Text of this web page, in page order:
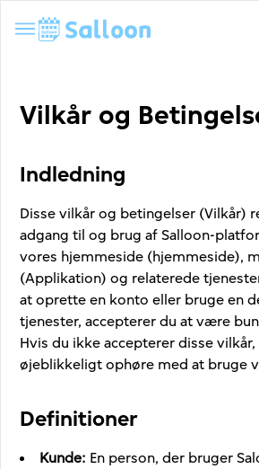
Vilkår og
Indledning
Disse vilkår og betingelser (Vilkår)
adgang til og brug af Salloon-
vores hjemmeside (hjemmeside),
(Applikation) og relaterede
at oprette en konto eller bruge en
tjenester, accepterer du at være
Hvis du ikke accepterer disse vilkår,
øjeblikkeligt ophøre med at bruge
Definitioner
Kunde: En person, der bruger